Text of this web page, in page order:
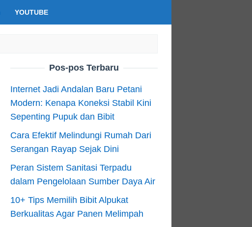
YOUTUBE
Pos-pos Terbaru
Internet Jadi Andalan Baru Petani
Modern: Kenapa Koneksi Stabil Kini
Sepenting Pupuk dan Bibit
Cara Efektif Melindungi Rumah Dari
Serangan Rayap Sejak Dini
Peran Sistem Sanitasi Terpadu
dalam Pengelolaan Sumber Daya Air
10+ Tips Memilih Bibit Alpukat
Berkualitas Agar Panen Melimpah